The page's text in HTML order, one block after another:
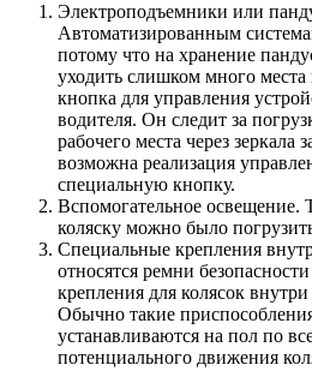
Электроподъемники или
Автоматизированным
потому что на хранение
уходить слишком много
кнопка для управления
водителя. Он следит за
рабочего места через зеркала
возможна реализация
специальную кнопку.
Вспомогательное освещение.
коляску можно было
Специальные крепления
относятся ремни
крепления для колясок
Обычно такие
устанавливаются на пол по
потенциального движения